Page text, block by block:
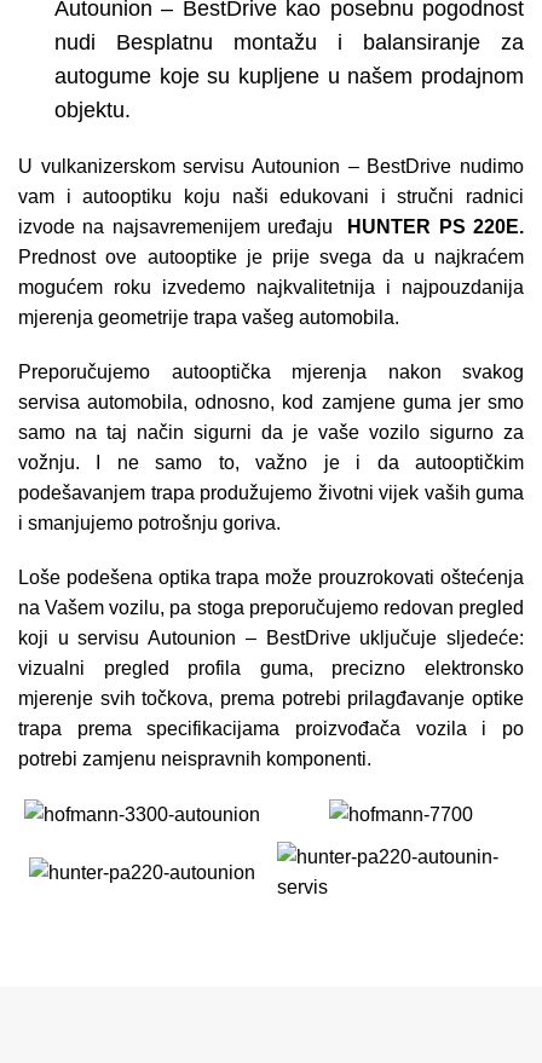
Autounion – BestDrive kao posebnu pogodnost
nudi Besplatnu montažu i balansiranje za
autogume koje su kupljene u našem prodajnom
objektu.
U vulkanizerskom servisu Autounion – BestDrive nudimo
vam i autooptiku koju naši edukovani i stručni radnici
izvode na najsavremenijem uređaju
HUNTER PS 220E.
Prednost ove autooptike je prije svega da u najkraćem
mogućem roku izvedemo najkvalitetnija i najpouzdanija
mjerenja geometrije trapa vašeg automobila.
Preporučujemo autooptička mjerenja nakon svakog
servisa automobila, odnosno, kod zamjene guma jer smo
samo na taj način sigurni da je vaše vozilo sigurno za
vožnju. I ne samo to, važno je i da autooptičkim
podešavanjem trapa produžujemo životni vijek vaših guma
i smanjujemo potrošnju goriva.
Loše podešena optika trapa može prouzrokovati oštećenja
na Vašem vozilu, pa stoga preporučujemo redovan pregled
koji u servisu Autounion – BestDrive uključuje sljedeće:
vizualni pregled profila guma, precizno elektronsko
mjerenje svih točkova, prema potrebi prilagđavanje optike
trapa prema specifikacijama proizvođača vozila i po
potrebi zamjenu neispravnih komponenti.